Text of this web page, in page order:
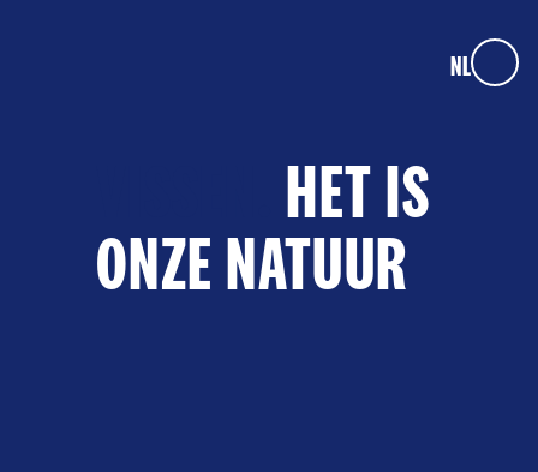
HET IS
ONZE NATUUR
NL